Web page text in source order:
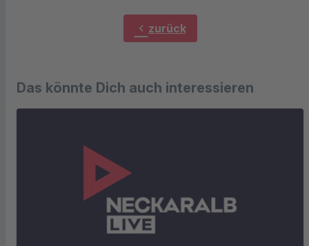
chevron_left zurück
Das könnte Dich auch interessieren